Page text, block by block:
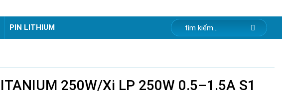
PIN LITHIUM
250W/Xi LP 250W 0.5–1.5A S1